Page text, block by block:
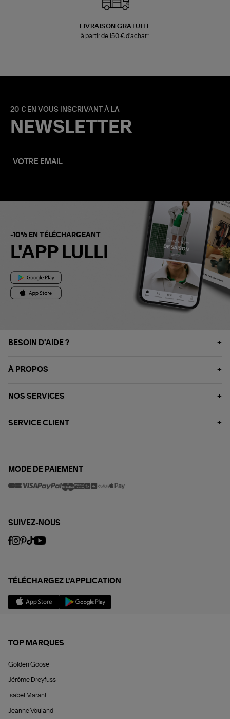
LIVRAISON GRATUITE
à partir de 150 € d'achat*
20 € EN VOUS INSCRIVANT À LA
NEWSLETTER
-10% EN TÉLÉCHARGEANT
L'APP LULLI
BESOIN D'AIDE ?
À PROPOS
NOS SERVICES
SERVICE CLIENT
MODE DE PAIEMENT
SUIVEZ-NOUS
TÉLÉCHARGEZ L'APPLICATION
TOP MARQUES
Golden Goose
Jérôme Dreyfuss
Isabel Marant
Jeanne Vouland